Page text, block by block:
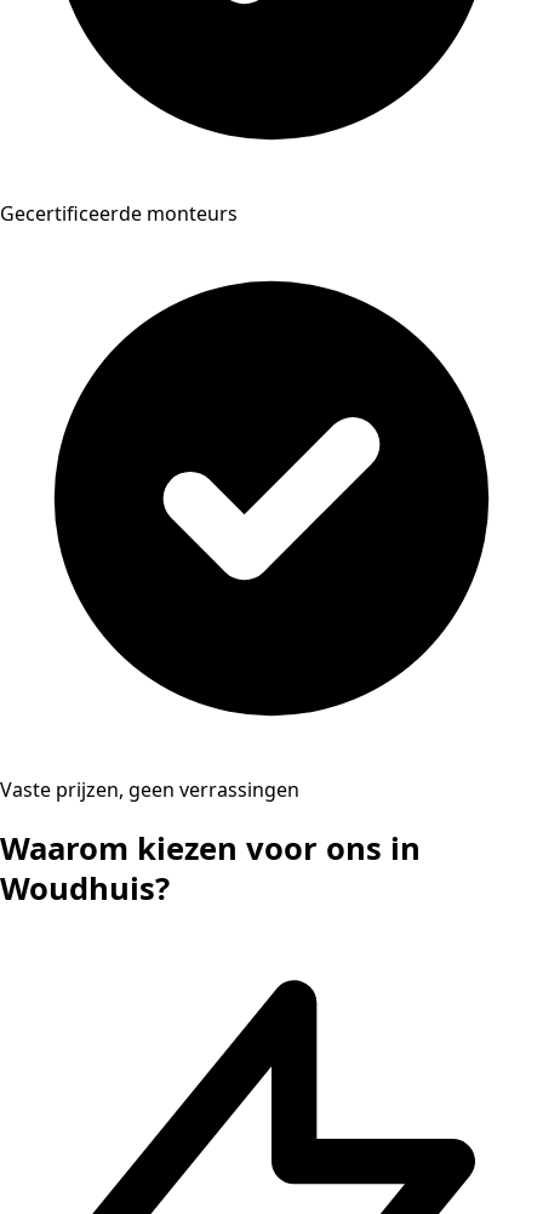
Gecertificeerde monteurs
Vaste prijzen, geen verrassingen
Waarom kiezen voor ons in
Woudhuis?